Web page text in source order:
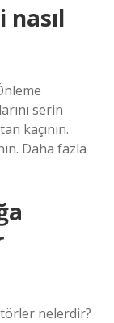
serin
kaçının.
Daha fazla
nelerdir?